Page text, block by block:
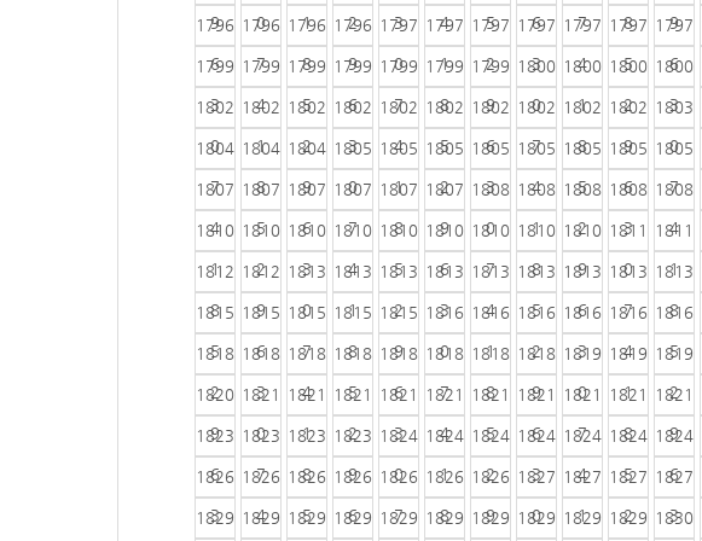
9 0 1 2 3 4 5 6 7 8 9
1796
6
1796
7
1796
8
1796
9
1797
0
1797
1
1797
2
1797
3
1797
4
1797
5
1797
6
1799
3
1799
4
1799
5
1799
6
1799
7
1799
8
1799
9
1800
0
1800
1
1800
2
1800
3
1802
0
1802
1
1802
2
1802
3
1802
4
1802
5
1802
6
1802
7
1802
8
1802
9
1803
0
1804
7
1804
8
1804
9
1805
0
1805
1
1805
2
1805
3
1805
4
1805
5
1805
6
1805
7
1807
4
1807
5
1807
6
1807
7
1807
8
1807
9
1808
0
1808
1
1808
2
1808
3
1808
4
1810
1
1810
2
1810
3
1810
4
1810
5
1810
6
1810
7
1810
8
1810
9
1811
0
1811
1
1812
8
1812
9
1813
0
1813
1
1813
2
1813
3
1813
4
1813
5
1813
6
1813
7
1813
8
1815
5
1815
6
1815
7
1815
8
1815
9
1816
0
1816
1
1816
2
1816
3
1816
4
1816
5
1818
2
1818
3
1818
4
1818
5
1818
6
1818
7
1818
8
1818
9
1819
0
1819
1
1819
2
1820
9
1821
0
1821
1
1821
2
1821
3
1821
4
1821
5
1821
6
1821
7
1821
8
1821
9
1823
6
1823
7
1823
8
1823
9
1824
0
1824
1
1824
2
1824
3
1824
4
1824
5
1824
6
1826
3
1826
4
1826
5
1826
6
1826
7
1826
8
1826
9
1827
0
1827
1
1827
2
1827
3
1829 1829 1829 1829 1829 1829 1829 1829 1829 1829 1830